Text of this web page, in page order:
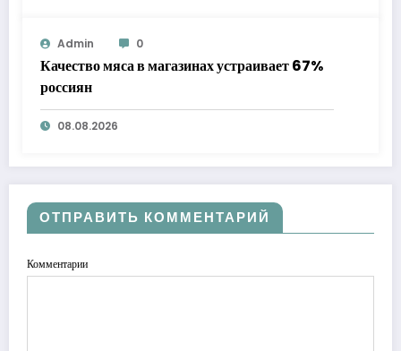
Admin 0
Качество мяса в магазинах устраивает 67%
россиян
08.08.2026
ОТПРАВИТЬ КОММЕНТАРИЙ
Комментарии